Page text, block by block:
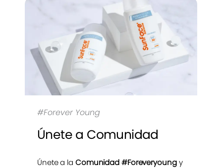
#Forever Young
Únete a Comunidad
Únete a la Comunidad #Foreveryoungy